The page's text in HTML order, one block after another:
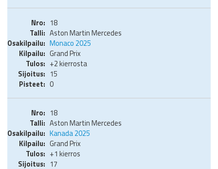
18
Aston Martin Mercedes
Monaco 2025
Grand Prix
+2 kierrosta
15
0
18
Aston Martin Mercedes
Kanada 2025
Grand Prix
+1 kierros
17